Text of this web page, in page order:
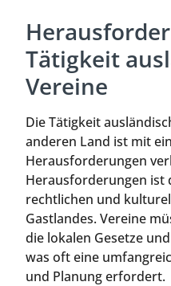
Tätigkeit
Vereine
Die Tätigkeit
anderen Land ist mit
Herausforderungen
Herausforderungen ist
rechtlichen und
Gastlandes. Vereine
die lokalen Gesetze
was oft eine
und Planung erfordert.